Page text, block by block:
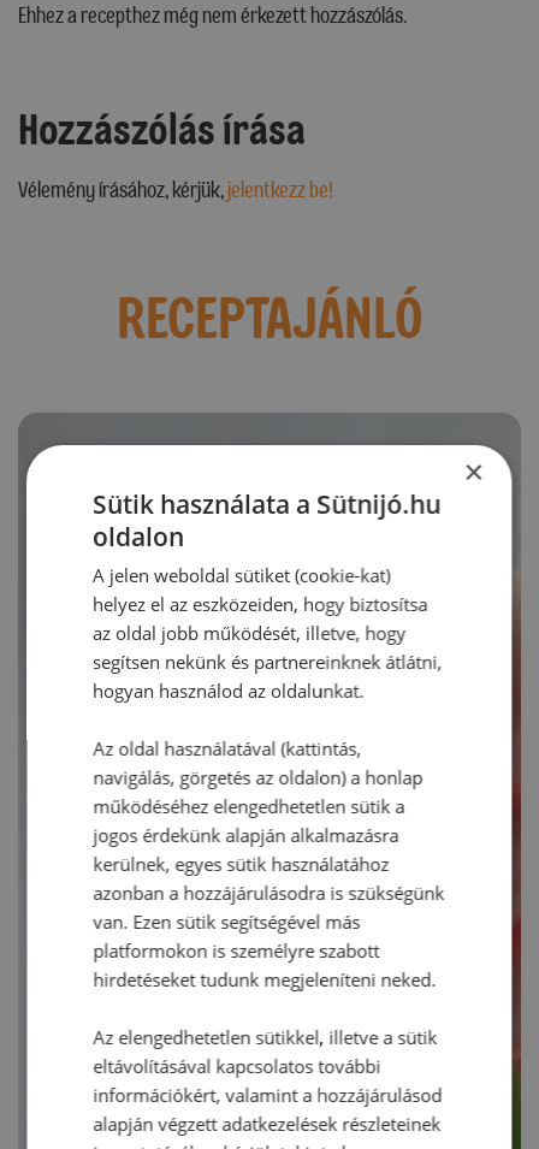
Ehhez a recepthez még nem érkezett hozzászólás.
Hozzászólás írása
Vélemény írásához, kérjük,jelentkezz be!
RECEPTAJÁNLÓ
×
Sütik használata a Sütnijó.hu
oldalon
A jelen weboldal sütiket (cookie-kat)
helyez el az eszközeiden, hogy biztosítsa
az oldal jobb működését, illetve, hogy
segítsen nekünk és partnereinknek átlátni,
hogyan használod az oldalunkat.
Az oldal használatával (kattintás,
navigálás, görgetés az oldalon) a honlap
működéséhez elengedhetetlen sütik a
jogos érdekünk alapján alkalmazásra
kerülnek, egyes sütik használatához
azonban a hozzájárulásodra is szükségünk
van. Ezen sütik segítségével más
platformokon is személyre szabott
hirdetéseket tudunk megjeleníteni neked.
Az elengedhetetlen sütikkel, illetve a sütik
eltávolításával kapcsolatos további
információkért, valamint a hozzájárulásod
alapján végzett adatkezelések részleteinek